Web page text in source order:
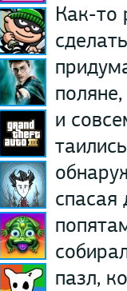
Как-то
и
спасая
пазл,